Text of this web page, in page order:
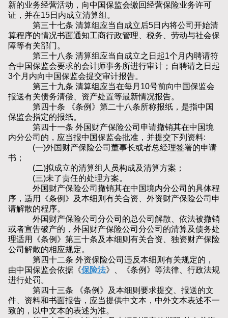
新的业务经营活动，向中国保监会缴回经营保险业务许可
证，并在15日内成立清算组。
第三十七条 清算组应当自成立后5日内将公司开始清
算程序的情况书面通知工商行政管理、税务、劳动与社会保
障等有关部门。
第三十八条 清算组应当自成立之日起1个月内聘请符
合中国保监会要求的会计师事务所进行审计；自聘请之日起
3个月内向中国保监会提交审计报告。
第三十九条 清算组应当在每月10号前向中国保监会
报送有关债务清偿、资产处置等最新情况报告。
第四十条 《条例》第二十八条所称报纸，是指中国
保监会指定的报纸。
第四十一条 外国财产保险公司申请撤销其在中国境
内分公司的，应当报中国保监会批准，并提交下列资料:
(一)外国财产保险公司董事长或者总经理签署的申请
书；
(二)拟成立的清算组人员构成及清算方案；
(三)未了责任的处理方案。
外国财产保险公司撤销其在中国境内分公司的具体程
序，适用《条例》及本细则有关合资、外资财产保险公司申
请解散的程序。
外国财产保险公司分公司的总公司解散、依法被撤销
或者宣告破产的，外国财产保险公司分公司的清算及债务处
理适用《条例》第三十条及本细则有关合资、独资财产保险
公司解散的相应规定。
第四十二条 外资保险公司违反本细则有关规定的，
由中国保监会依据《保险法》、《条例》等法律、行政法规
进行处罚。
第四十三条 《条例》及本细则要求提交、报送的文
件、资料和书面报告，应当提供中文本，中外文本表述不一
致的，以中文本的表述为准。